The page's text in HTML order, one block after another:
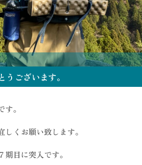
ございます。
。
くお願い致します。
目に突入です。